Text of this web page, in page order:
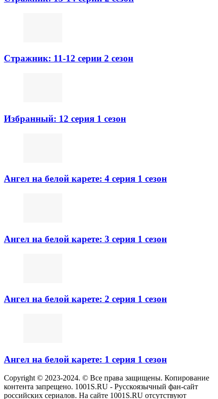
Стражник: 11-12 серии 2 сезон
Избранный: 12 серия 1 сезон
Ангел на белой карете: 4 серия 1 сезон
Ангел на белой карете: 3 серия 1 сезон
Ангел на белой карете: 2 серия 1 сезон
Ангел на белой карете: 1 серия 1 сезон
Copyright © 2023-2024. © Все права защищены. Копирование
контента запрещено. 1001S.RU - Русскоязычный фан-сайт
российских сериалов. На сайте 1001S.RU отсутствуют